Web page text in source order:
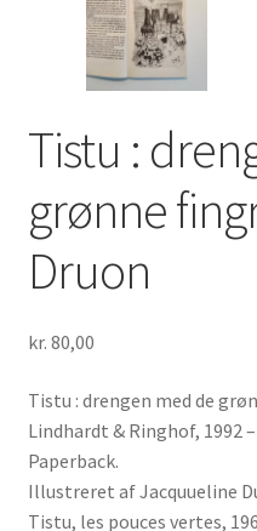
Tistu :
grønne
Druon
kr. 80,00
Tistu : drengen med de
Lindhardt & Ringhof, 1992
Paperback.
Illustreret af Jacquueline
Tistu, les pouces vertes,